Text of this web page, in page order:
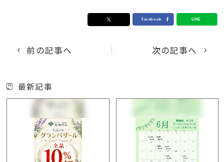
前の記事へ 次の記事へ
最新記事